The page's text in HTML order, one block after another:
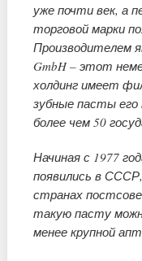
уже почти век, а
торговой марки
Производителем
GmbH – этот
холдинг имеет
зубные пасты
более чем 50
Начиная с 1977
появились в
странах
такую пасту
менее крупной